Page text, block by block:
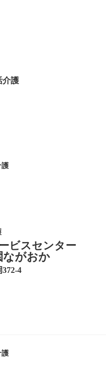
介護
護
ビスセンター
ながおか
4
護